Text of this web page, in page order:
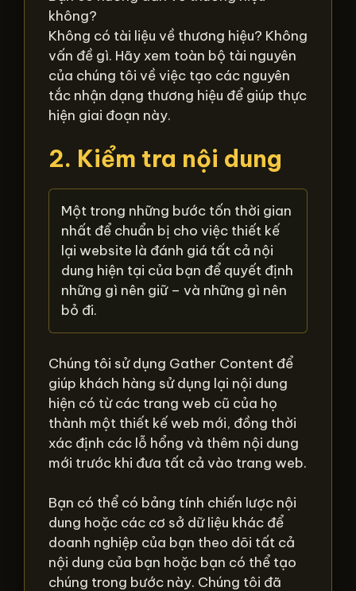
không?
Không có tài liệu về thương hiệu? Không
vấn đề gì. Hãy xem toàn bộ tài nguyên
của chúng tôi về việc tạo các nguyên
tắc nhận dạng thương hiệu để giúp thực
hiện giai đoạn này.
2. Kiểm tra nội dung
Một trong những bước tốn thời gian
nhất để chuẩn bị cho việc thiết kế
lại website là đánh giá tất cả nội
dung hiện tại của bạn để quyết định
những gì nên giữ – và những gì nên
bỏ đi.
Chúng tôi sử dụng Gather Content để
giúp khách hàng sử dụng lại nội dung
hiện có từ các trang web cũ của họ
thành một thiết kế web mới, đồng thời
xác định các lỗ hổng và thêm nội dung
mới trước khi đưa tất cả vào trang web.
Bạn có thể có bảng tính chiến lược nội
dung hoặc các cơ sở dữ liệu khác để
doanh nghiệp của bạn theo dõi tất cả
nội dung của bạn hoặc bạn có thể tạo
chúng trong bước này. Chúng tôi đã